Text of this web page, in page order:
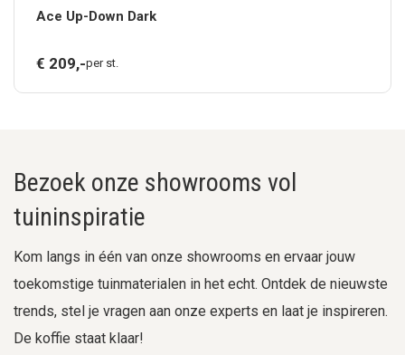
Ace Up-Down Dark
€ 209,-per st.
Bezoek onze showrooms vol
tuininspiratie
Kom langs in één van onze showrooms en ervaar jouw
toekomstige tuinmaterialen in het echt. Ontdek de nieuwste
trends, stel je vragen aan onze experts en laat je inspireren.
De koffie staat klaar!